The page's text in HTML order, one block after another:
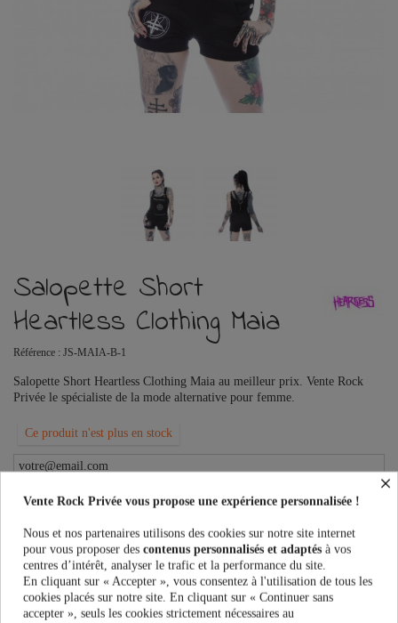
Salopette Short
Heartless Clothing Maia
Référence : JS-MAIA-B-1
Salopette Short Heartless Clothing Maia au meilleur prix. Vente Rock
Privée le spécialiste de la mode alternative pour femme.
Ce produit n'est plus en stock
PRÉVENEZ-MOI LORSQUE LE PRODUIT EST DISPONIBLE
Taille:
Couleur:
×
Vente Rock Privée vous propose une expérience personnalisée !
Nous et nos partenaires utilisons des cookies sur notre site internet
pour vous proposer des contenus personnalisés et adaptés à vos
centres d’intérêt, analyser le trafic et la performance du site.
En cliquant sur « Accepter », vous consentez à l'utilisation de tous les
cookies placés sur notre site. En cliquant sur « Continuer sans
accepter », seuls les cookies strictement nécessaires au